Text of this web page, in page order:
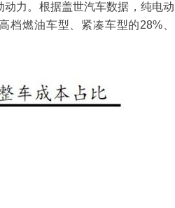
力。根据盖世汽车数据，纯电动
档燃油车型、紧凑车型的28%、